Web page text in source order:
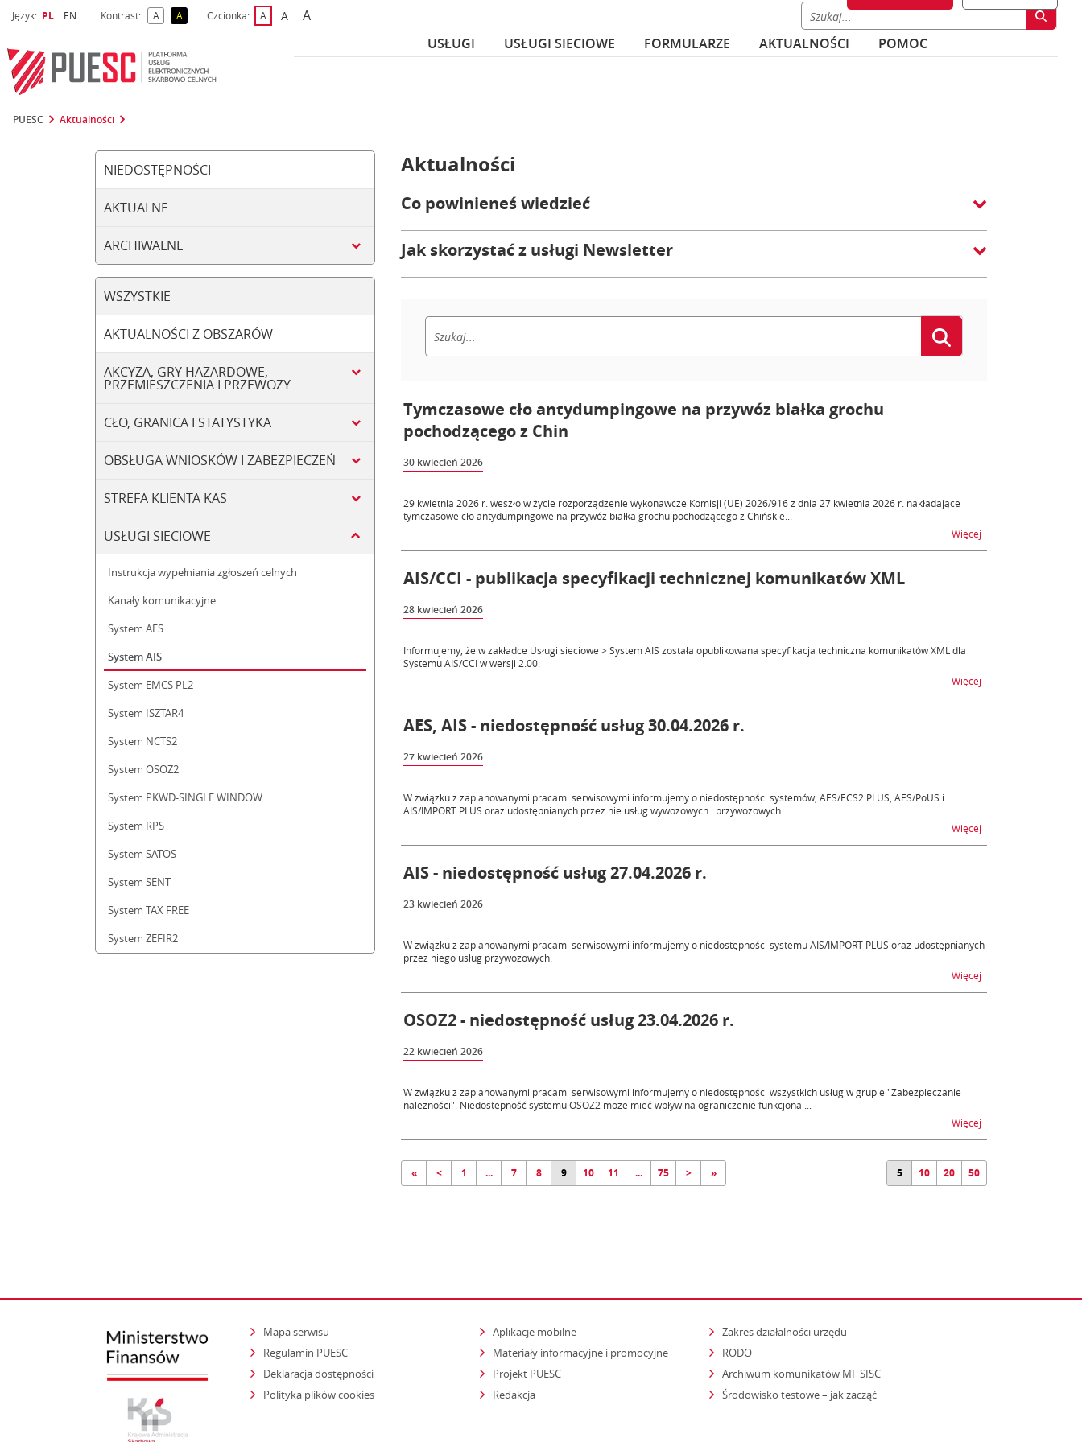
Język: Wybrany język
PL Wybierz język
EN Kontrast: Akontrast domyślny
Akontrast żółty tekst na czarnym tle
Czcionka: Adomyślna czcionka
Awiększa czcionka
Anajwiększa czcionka
USŁUGI
USŁUGI SIECIOWE FORMULARZE AKTUALNOŚCI POMOC
PUESC Aktualności
NIEDOSTĘPNOŚCI
AKTUALNE
ARCHIWALNE
WSZYSTKIE
AKTUALNOŚCI Z OBSZARÓW
AKCYZA, GRY HAZARDOWE,
PRZEMIESZCZENIA I PRZEWOZY
CŁO, GRANICA I STATYSTYKA
OBSŁUGA WNIOSKÓW I ZABEZPIECZEŃ
STREFA KLIENTA KAS
USŁUGI SIECIOWE
Instrukcja wypełniania zgłoszeń celnych
Kanały komunikacyjne
System AES
System AIS
System EMCS PL2
System ISZTAR4
System NCTS2
System OSOZ2
System PKWD-SINGLE WINDOW
System RPS
System SATOS
System SENT
System TAX FREE
System ZEFIR2
Aktualności
Co powinieneś wiedzieć
Jak skorzystać z usługi Newsletter
Tymczasowe cło antydumpingowe na przywóz białka grochu
pochodzącego z Chin
30 kwiecień 2026
29 kwietnia 2026 r. weszło w życie rozporządzenie wykonawcze Komisji (UE) 2026/916 z dnia 27 kwietnia 2026 r. nakładające
tymczasowe cło antydumpingowe na przywóz białka grochu pochodzącego z Chińskie...
Więcej
AIS/CCI - publikacja specyfikacji technicznej komunikatów XML
28 kwiecień 2026
Informujemy, że w zakładce Usługi sieciowe > System AIS została opublikowana specyfikacja techniczna komunikatów XML dla
Systemu AIS/CCI w wersji 2.00.
Więcej
AES, AIS - niedostępność usług 30.04.2026 r.
27 kwiecień 2026
W związku z zaplanowanymi pracami serwisowymi informujemy o niedostępności systemów, AES/ECS2 PLUS, AES/PoUS i
AIS/IMPORT PLUS oraz udostępnianych przez nie usług wywozowych i przywozowych.
Więcej
AIS - niedostępność usług 27.04.2026 r.
23 kwiecień 2026
W związku z zaplanowanymi pracami serwisowymi informujemy o niedostępności systemu AIS/IMPORT PLUS oraz udostępnianych
przez niego usług przywozowych.
Więcej
OSOZ2 - niedostępność usług 23.04.2026 r.
22 kwiecień 2026
W związku z zaplanowanymi pracami serwisowymi informujemy o niedostępności wszystkich usług w grupie "Zabezpieczanie
należności". Niedostępność systemu OSOZ2 może mieć wpływ na ograniczenie funkcjonal...
Więcej
« < 1 ... 7 8 9 10 11 ... 75 > » 5 10 20 50
Mapa serwisu
Regulamin PUESC
Deklaracja dostępności
Polityka plików cookies
Aplikacje mobilne
Materiały informacyjne i promocyjne
Projekt PUESC
Redakcja
Zakres działalności urzędu
RODO
Archiwum komunikatów MF SISC
Środowisko testowe – jak zacząćstrona otwiera się w nowym oknie